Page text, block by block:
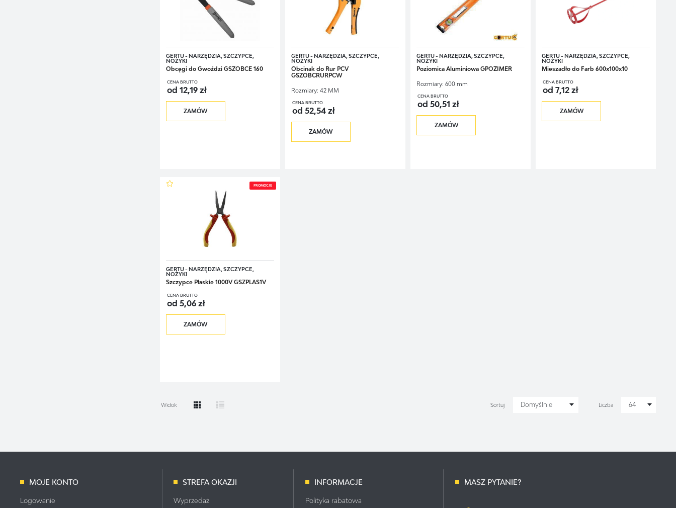
GERTU - NARZĘDZIA, SZCZYPCE,
NOŻYKI
Obcęgi do Gwoździ GSZOBCE 160
CENA BRUTTO
od 12,19 zł
ZAMÓW
GERTU - NARZĘDZIA, SZCZYPCE,
NOŻYKI
Obcinak do Rur PCV
GSZOBCRURPCW
Rozmiary: 42 MM
CENA BRUTTO
od 52,54 zł
ZAMÓW
GERTU - NARZĘDZIA, SZCZYPCE,
NOŻYKI
Poziomica Aluminiowa GPOZIMER
Rozmiary: 600 mm
CENA BRUTTO
od 50,51 zł
ZAMÓW
GERTU - NARZĘDZIA, SZCZYPCE,
NOŻYKI
Mieszadło do Farb 600x100x10
CENA BRUTTO
od 7,12 zł
ZAMÓW
PROMOCJE
GERTU - NARZĘDZIA, SZCZYPCE,
NOŻYKI
Szczypce Płaskie 1000V GSZPLAS1V
CENA BRUTTO
od 5,06 zł
ZAMÓW
Widok Sortuj Domyślnie Liczba 64
MOJE KONTO
Logowanie
STREFA OKAZJI
Wyprzedaż
INFORMACJE
Polityka rabatowa
MASZ PYTANIE?